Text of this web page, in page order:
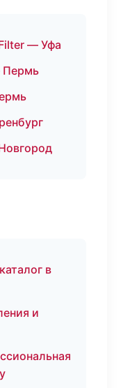
— Уфа
Пермь
в
и